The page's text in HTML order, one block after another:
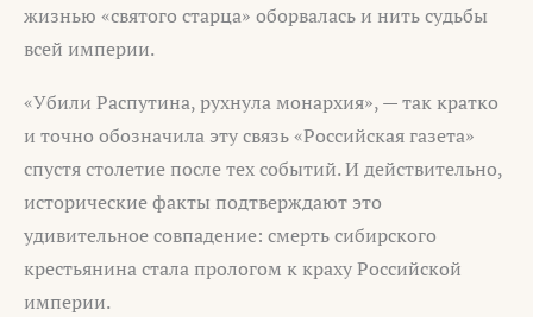
жизнью «святого старца» оборвалась и нить судьбы
всей империи.
«Убили Распутина, рухнула монархия», — так кратко
и точно обозначила эту связь «Российская газета»
спустя столетие после тех событий. И действительно,
исторические факты подтверждают это
удивительное совпадение: смерть сибирского
крестьянина стала прологом к краху Российской
империи.